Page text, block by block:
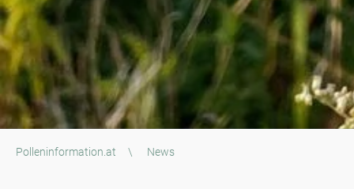
Polleninformation.at \ News